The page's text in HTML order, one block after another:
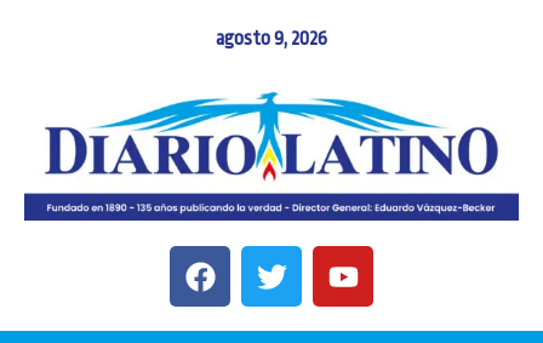
agosto 9, 2026